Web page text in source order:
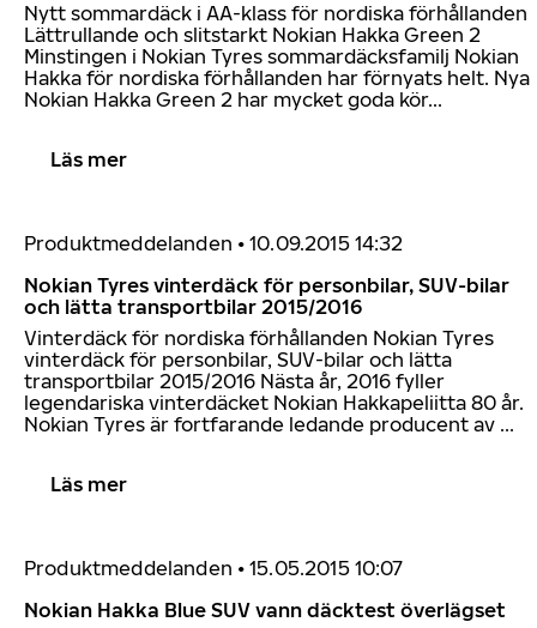
Nytt sommardäck i AA-klass för nordiska förhållanden
Lättrullande och slitstarkt Nokian Hakka Green 2
Minstingen i Nokian Tyres sommardäcksfamilj Nokian
Hakka för nordiska förhållanden har förnyats helt. Nya
Nokian Hakka Green 2 har mycket goda kör...
Läs mer
Produktmeddelanden • 10.09.2015 14:32
Nokian Tyres vinterdäck för personbilar, SUV-bilar
och lätta transportbilar 2015/2016
Vinterdäck för nordiska förhållanden Nokian Tyres
vinterdäck för personbilar, SUV-bilar och lätta
transportbilar 2015/2016 Nästa år, 2016 fyller
legendariska vinterdäcket Nokian Hakkapeliitta 80 år.
Nokian Tyres är fortfarande ledande producent av ...
Läs mer
Produktmeddelanden • 15.05.2015 10:07
Nokian Hakka Blue SUV vann däcktest överlägset